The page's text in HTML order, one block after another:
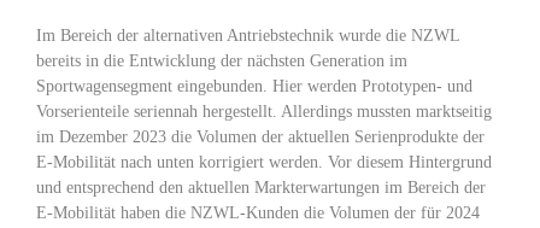
Im Bereich der alternativen Antriebstechnik wurde die NZWL
bereits in die Entwicklung der nächsten Generation im
Sportwagensegment eingebunden. Hier werden Prototypen- und
Vorserienteile seriennah hergestellt. Allerdings mussten marktseitig
im Dezember 2023 die Volumen der aktuellen Serienprodukte der
E-Mobilität nach unten korrigiert werden. Vor diesem Hintergrund
und entsprechend den aktuellen Markterwartungen im Bereich der
E-Mobilität haben die NZWL-Kunden die Volumen der für 2024